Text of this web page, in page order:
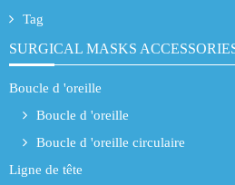
Tag
SURGICAL MASKS
Boucle d 'oreille
Boucle d 'oreille
Boucle d 'oreille circulaire
Ligne de tête